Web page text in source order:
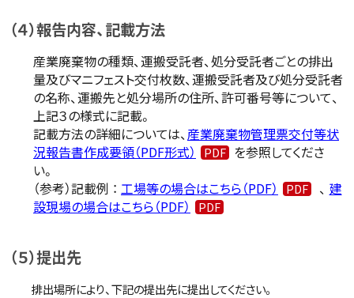
（４）報告内容、記載方法
産業廃棄物の種類、運搬受託者、処分受託者ごとの排出
量及びマニフェスト交付枚数、運搬受託者及び処分受託者
の名称、運搬先と処分場所の住所、許可番号等について、
上記３の様式に記載。
記載方法の詳細については、産業廃棄物管理票交付等状
況報告書作成要領（PDF形式）
を参照してくださ
い。
（参考）記載例 ： 工場等の場合はこちら（PDF） 、 建
設現場の場合はこちら（PDF）
（５）提出先
排出場所により、下記の提出先に提出してください。